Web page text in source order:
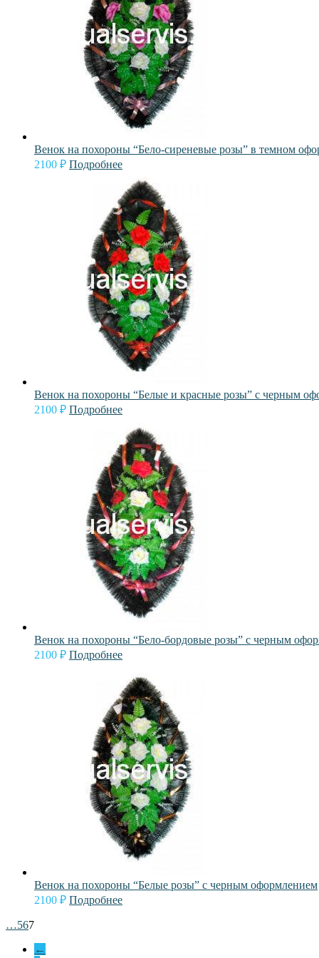
Венок на похороны “Бело-сиреневые розы” в темном
2100 ₽ Подробнее
Венок на похороны “Белые и красные розы” с черным
2100 ₽ Подробнее
Венок на похороны “Бело-бордовые розы” с черным
2100 ₽ Подробнее
Венок на похороны “Белые розы” с черным оформлением
2100 ₽ Подробнее
…567
←